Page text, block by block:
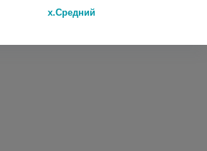
- Маркетплейс. Все права защищены
х.Средний